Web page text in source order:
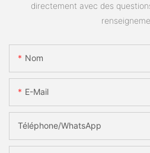
directement avec des
Nom
E-Mail
Téléphone/WhatsApp